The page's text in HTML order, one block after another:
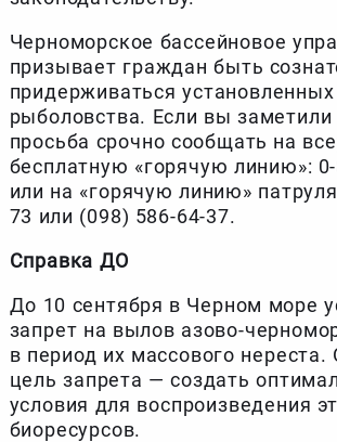
Черноморское бассейновое
призывает граждан быть
придерживаться
рыболовства. Если вы
просьба срочно сообщать на
бесплатную «горячую линию»:
или на «горячую линию»
73 или (098) 586-64-37.
Справка ДО
До 10 сентября в Черном море
запрет на вылов азово-
в период их массового нереста.
цель запрета — создать
условия для воспроизведения
биоресурсов.